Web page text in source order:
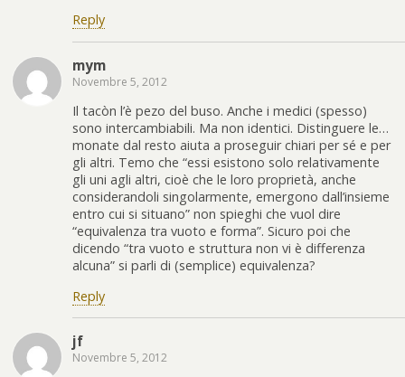
Reply
mym
Novembre 5, 2012
Il tacòn l’è pezo del buso. Anche i medici (spesso)
sono intercambiabili. Ma non identici. Distinguere le…
monate dal resto aiuta a proseguir chiari per sé e per
gli altri. Temo che “essi esistono solo relativamente
gli uni agli altri, cioè che le loro proprietà, anche
considerandoli singolarmente, emergono dall’insieme
entro cui si situano” non spieghi che vuol dire
“equivalenza tra vuoto e forma”. Sicuro poi che
dicendo “tra vuoto e struttura non vi è differenza
alcuna” si parli di (semplice) equivalenza?
Reply
jf
Novembre 5, 2012